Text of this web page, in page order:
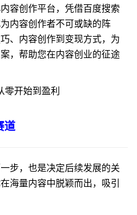
容创作平台，凭借百度搜索
内容创作者不可或缺的阵
、内容创作到变现方式，为
，帮助您在内容创业的征途
道
步，也是决定后续发展的关
海量内容中脱颖而出，吸引